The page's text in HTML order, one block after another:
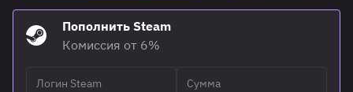
Пополнить Steam
Комиссия от 6%